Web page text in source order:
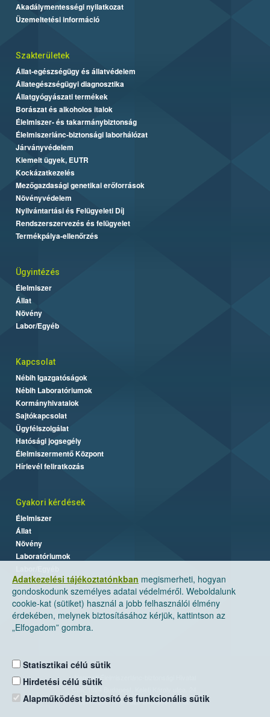
Adatkezelési tájékoztatónkban megismerheti, hogyan
gondoskodunk személyes adatai védelméről. Weboldalunk
cookie-kat (sütiket) használ a jobb felhasználói élmény
érdekében, melynek biztosításához kérjük, kattintson az
„Elfogadom” gombra.
Statisztikai célú sütik
Hirdetési célú sütik
Alapműködést biztosító és funkcionális sütik
Akadálymentességi nyilatkozat
Üzemeltetési információ
Szakterületek
Állat-egészségügy és állatvédelem
Állategészségügyi diagnosztika
Állatgyógyászati termékek
Borászat és alkoholos italok
Élelmiszer- és takarmánybiztonság
Élelmiszerlánc-biztonsági laborhálózat
Járványvédelem
Kiemelt ügyek, EUTR
Kockázatkezelés
Mezőgazdasági genetikai erőforrások
Növényvédelem
Nyilvántartási és Felügyeleti Díj
Rendszerszervezés és felügyelet
Termékpálya-ellenőrzés
Ügyintézés
Élelmiszer
Állat
Növény
Labor/Egyéb
Kapcsolat
Nébih Igazgatóságok
Nébih Laboratóriumok
Kormányhivatalok
Sajtókapcsolat
Ügyfélszolgálat
Hatósági jogsegély
Élelmiszermentő Központ
Hírlevél feliratkozás
Gyakori kérdések
Élelmiszer
Állat
Növény
Laboratóriumok
Nemzeti Élelmiszerlánc-biztonsági Hivatal
Levelezési cím: 1525 Budapest. Pf. 30.